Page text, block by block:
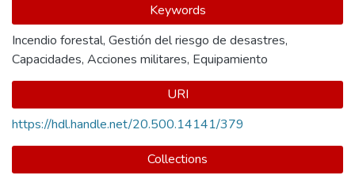
Keywords
Incendio forestal, Gestión del riesgo de desastres,
Capacidades, Acciones militares, Equipamiento
URI
https://hdl.handle.net/20.500.14141/379
Collections